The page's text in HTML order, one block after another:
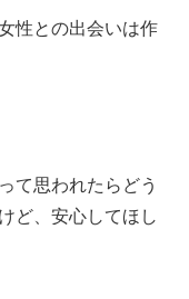
性との出会いは作
て思われたらどう
ど、安心してほし